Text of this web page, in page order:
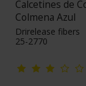
Calcetines de
Colmena Azul
Drirelease fibers
25-2770